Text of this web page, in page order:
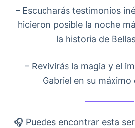
– Escucharás testimonios
hicieron posible la noche
la historia de
– Revivirás la magia y el
Gabriel en su máximo
🎧 Puedes encontrar esta